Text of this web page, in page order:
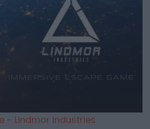
- Lindmor Industries